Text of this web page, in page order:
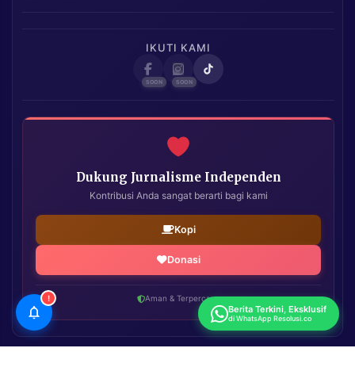
IKUTI KAMI
Dukung Jurnalisme Independen
Kontribusi Anda sangat berarti bagi kami
Kopi
Donasi
Aman & Terpercaya
!
Berita Terkini, Eksklusif
di WhatsApp Resolusi.co